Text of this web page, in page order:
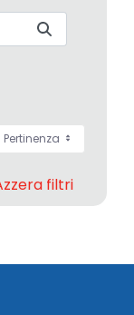
Pertinenza
filtri